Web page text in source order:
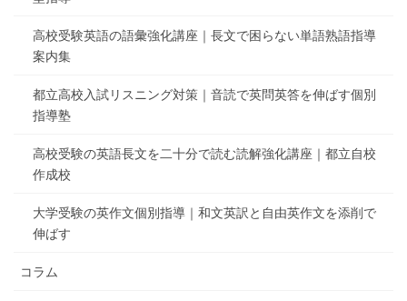
高校受験英語の語彙強化講座｜長文で困らない単語熟語指導
案内集
都立高校入試リスニング対策｜音読で英問英答を伸ばす個別
指導塾
高校受験の英語長文を二十分で読む読解強化講座｜都立自校
作成校
大学受験の英作文個別指導｜和文英訳と自由英作文を添削で
伸ばす
コラム